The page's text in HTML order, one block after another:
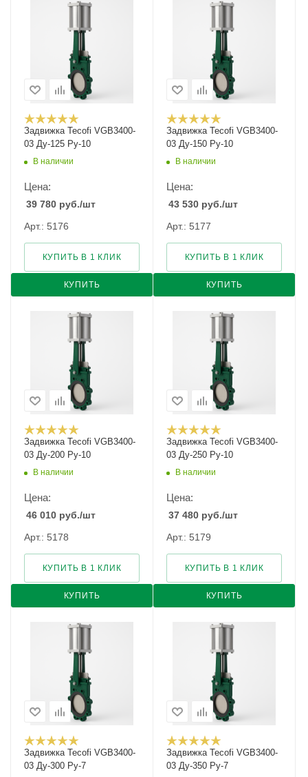
Задвижка Tecofi VGB3400-
03 Ду-125 Ру-10
В наличии
Цена:
39 780 руб./шт
Арт.: 5176
КУПИТЬ
КУПИТЬ В 1 КЛИК
Задвижка Tecofi VGB3400-
03 Ду-150 Ру-10
В наличии
Цена:
43 530 руб./шт
Арт.: 5177
КУПИТЬ
КУПИТЬ В 1 КЛИК
Задвижка Tecofi VGB3400-
03 Ду-200 Ру-10
В наличии
Цена:
46 010 руб./шт
Арт.: 5178
КУПИТЬ
КУПИТЬ В 1 КЛИК
Задвижка Tecofi VGB3400-
03 Ду-250 Ру-10
В наличии
Цена:
37 480 руб./шт
Арт.: 5179
КУПИТЬ
КУПИТЬ В 1 КЛИК
Задвижка Tecofi VGB3400-
03 Ду-300 Ру-7
Задвижка Tecofi VGB3400-
03 Ду-350 Ру-7